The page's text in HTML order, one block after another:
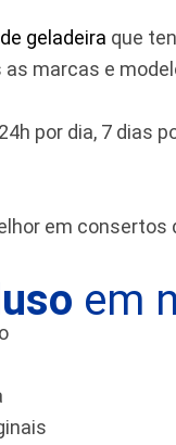
geladeira que
as marcas e
por dia, 7 dias
em
em